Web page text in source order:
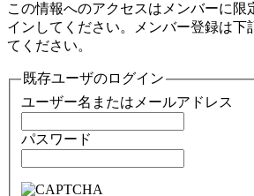
この情報へのアクセスはメンバーに限
インしてください。メンバー登録は下
てください。
既存ユーザのログイン
ユーザー名またはメールアドレス
パスワード